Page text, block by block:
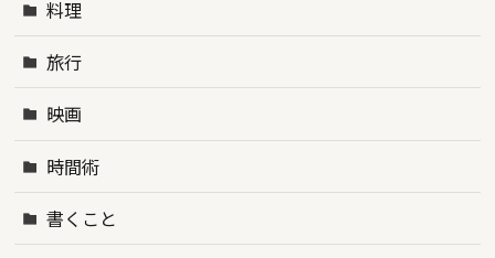
料理
旅行
映画
時間術
書くこと